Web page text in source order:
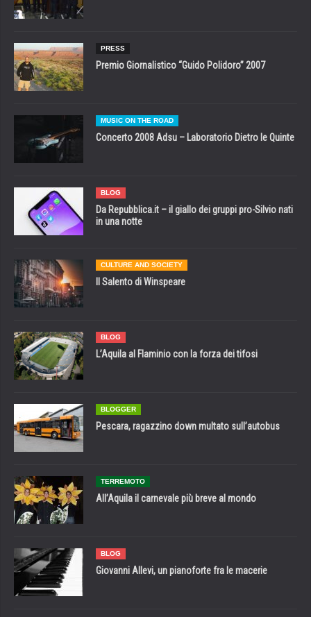
PRESS
Premio Giornalistico “Guido Polidoro” 2007
MUSIC ON THE ROAD
Concerto 2008 Adsu – Laboratorio Dietro le Quinte
BLOG
Da Repubblica.it – il giallo dei gruppi pro-Silvio nati
in una notte
CULTURE AND SOCIETY
Il Salento di Winspeare
BLOG
L’Aquila al Flaminio con la forza dei tifosi
BLOGGER
Pescara, ragazzino down multato sull’autobus
TERREMOTO
All’Aquila il carnevale più breve al mondo
BLOG
Giovanni Allevi, un pianoforte fra le macerie